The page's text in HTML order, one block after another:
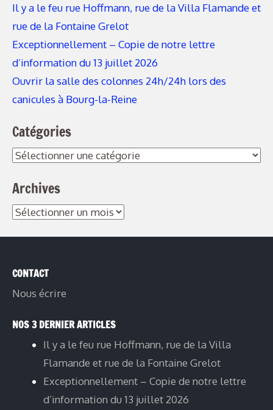
Il y a le feu rue Hoffmann, rue de la Villa Flamande et
rue de la Fontaine Grelot
Exceptionnellement – Copie de notre lettre
d’information du 13 juillet 2026
Ouvrir la salle des colonnes 24h/24h lors des
canicules à Bourg-la-Reine
Catégories
Archives
CONTACT
Nous écrire
NOS 3 DERNIER ARTICLES
Il y a le feu rue Hoffmann, rue de la Villa
Flamande et rue de la Fontaine Grelot
Exceptionnellement – Copie de notre lettre
d’information du 13 juillet 2026